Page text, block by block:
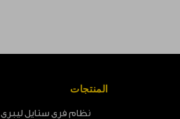
المنتجات
نظام فري ستايل ليبري 2